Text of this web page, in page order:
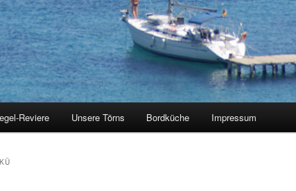
Reviere Unsere Törns Bordküche Impressum